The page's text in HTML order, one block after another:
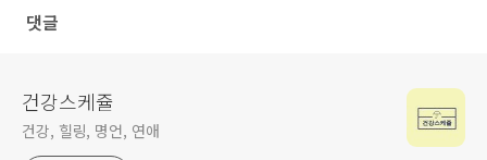
댓글
건강스케쥴
건강, 힐링, 명언, 연애